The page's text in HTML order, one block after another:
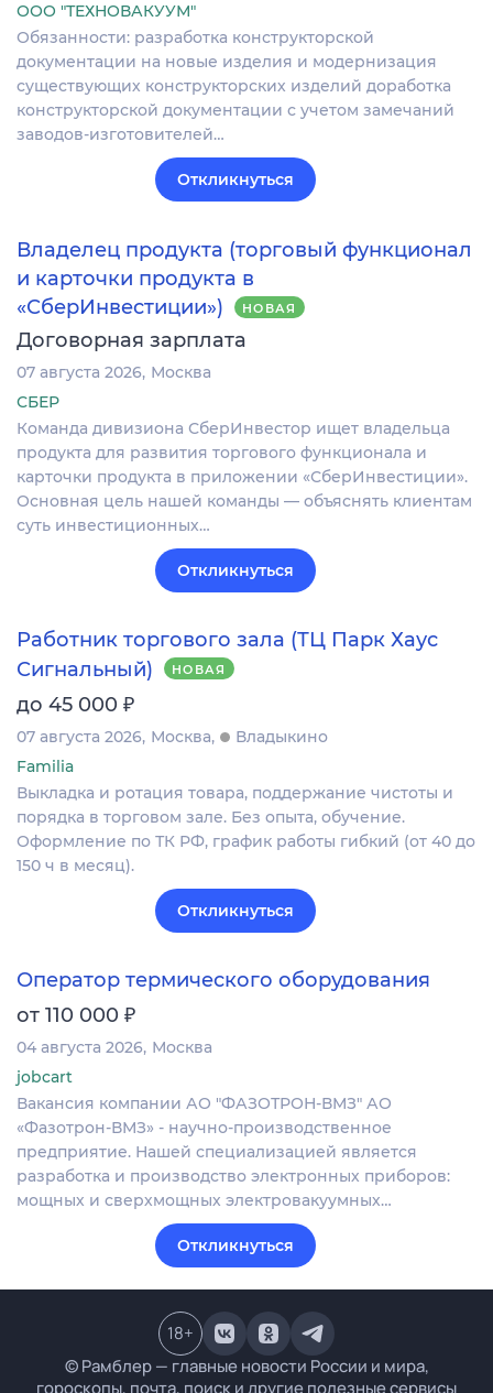
ООО "ТЕХНОВАКУУМ"
Обязанности: разработка конструкторской
документации на новые изделия и модернизация
существующих конструкторских изделий доработка
конструкторской документации с учетом замечаний
заводов-изготовителей…
Откликнуться
Владелец продукта (торговый функционал
и карточки продукта в
«СберИнвестиции»)
НОВАЯ
Договорная зарплата
07 августа 2026 Москва
СБЕР
Команда дивизиона СберИнвестор ищет владельца
продукта для развития торгового функционала и
карточки продукта в приложении «СберИнвестиции».
Основная цель нашей команды — объяснять клиентам
суть инвестиционных…
Откликнуться
Работник торгового зала (ТЦ Парк Хаус
Сигнальный)
НОВАЯ
до 45 000 ₽
07 августа 2026 Москва
Владыкино
Familia
Выкладка и ротация товара, поддержание чистоты и
порядка в торговом зале. Без опыта, обучение.
Оформление по ТК РФ, график работы гибкий (от 40 до
150 ч в месяц).
Откликнуться
Оператор термического оборудования
от 110 000 ₽
04 августа 2026 Москва
jobcart
Вакансия компании АО "ФАЗОТРОН-ВМЗ" АО
«Фазотрон-ВМЗ» - научно-производственное
предприятие. Нашей специализацией является
разработка и производство электронных приборов:
мощных и сверхмощных электровакуумных…
Откликнуться
© Рамблер — главные новости России и мира,
гороскопы, почта, поиск и другие полезные сервисы
18+